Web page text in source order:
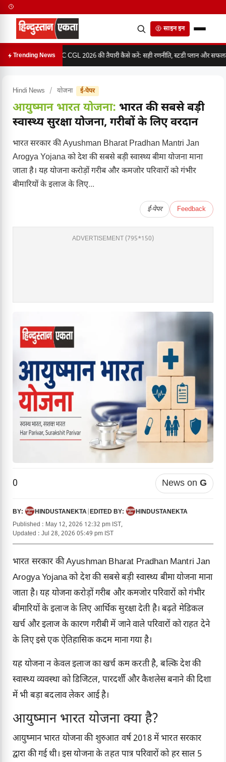
साइन इन
Trending NewsSSC CGL 2026 की तैयारी कैसे करें: सही रणनीति, स्टडी प्लान और
Hindi News / योजना ई-पेपर
आयुष्मान भारत योजना: भारत की सबसे बड़ी
स्वास्थ्य सुरक्षा योजना, गरीबों के लिए वरदान
भारत सरकार की Ayushman Bharat Pradhan Mantri Jan
Arogya Yojana को देश की सबसे बड़ी स्वास्थ्य बीमा योजना माना
जाता है। यह योजना करोड़ों गरीब और कमजोर परिवारों को गंभीर
बीमारियों के इलाज के लिए...
ई-पेपर Feedback
ADVERTISEMENT (795*150)
0 News on G
BY: HINDUSTANEKTA EDITED BY:
HINDUSTANEKTA
Published : May 12, 2026 12:32 pm IST,
Updated : Jul 28, 2026 05:49 pm IST
भारत सरकार की Ayushman Bharat Pradhan Mantri Jan
Arogya Yojana को देश की सबसे बड़ी स्वास्थ्य बीमा योजना माना
जाता है। यह योजना करोड़ों गरीब और कमजोर परिवारों को गंभीर
बीमारियों के इलाज के लिए आर्थिक सुरक्षा देती है। बढ़ते मेडिकल
खर्च और इलाज के कारण गरीबी में जाने वाले परिवारों को राहत देने
के लिए इसे एक ऐतिहासिक कदम माना गया है।
यह योजना न केवल इलाज का खर्च कम करती है, बल्कि देश की
स्वास्थ्य व्यवस्था को डिजिटल, पारदर्शी और कैशलेस बनाने की दिशा
में भी बड़ा बदलाव लेकर आई है।
आयुष्मान भारत योजना क्या है?
आयुष्मान भारत योजना की शुरुआत वर्ष 2018 में भारत सरकार
द्वारा की गई थी। इस योजना के तहत पात्र परिवारों को हर साल 5